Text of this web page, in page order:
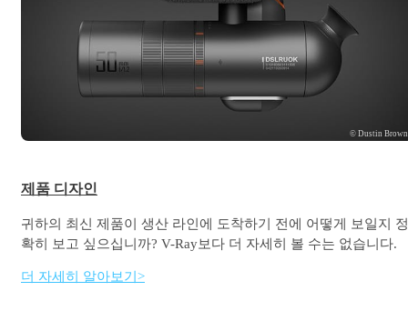
© Dustin Brown
제품 디자인
귀하의 최신 제품이 생산 라인에 도착하기 전에 어떻게 보일지 정
확히 보고 싶으십니까? V-Ray보다 더 자세히 볼 수는 없습니다.
더 자세히 알아보기>